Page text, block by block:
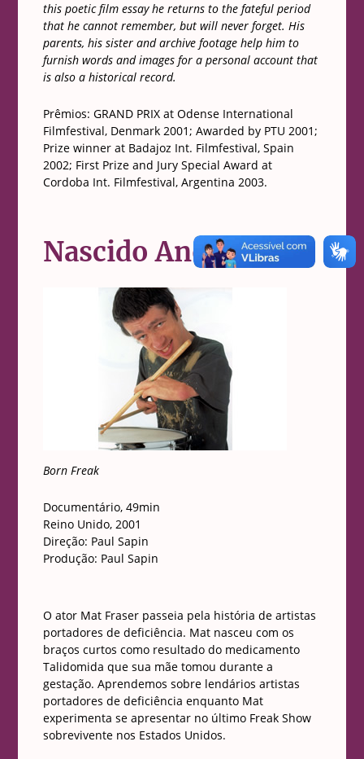
this poetic film essay he returns to the fateful period
that he cannot remember, but will never forget. His
parents, his sister and archive footage help him to
furnish words and images for a personal account that
is also a historical record.
Prêmios: GRAND PRIX at Odense International
Filmfestival, Denmark 2001; Awarded by PTU 2001;
Prize winner at Badajoz Int. Filmfestival, Spain
2002; First Prize and Jury Special Award at
Cordoba Int. Filmfestival, Argentina 2003.
Nascido Anormal
Born Freak
Documentário, 49min
Reino Unido, 2001
Direção: Paul Sapin
Produção: Paul Sapin
O ator Mat Fraser passeia pela história de artistas
portadores de deficiência. Mat nasceu com os
braços curtos como resultado do medicamento
Talidomida que sua mãe tomou durante a
gestação. Aprendemos sobre lendários artistas
portadores de deficiência enquanto Mat
experimenta se apresentar no último Freak Show
sobrevivente nos Estados Unidos.